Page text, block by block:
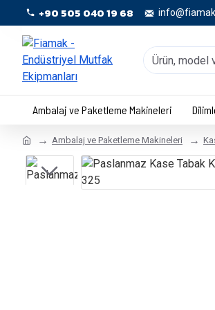
+90 505 040 19 68
Ambalaj ve Paketleme Makineleri
Ambalaj ve Paketleme Makineleri